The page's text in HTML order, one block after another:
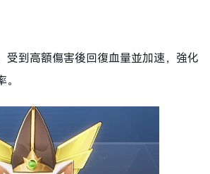
受到高額傷害後回復血量並加速，強化